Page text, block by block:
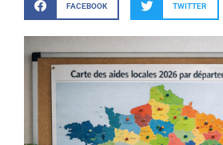
FACEBOOK TWITTER